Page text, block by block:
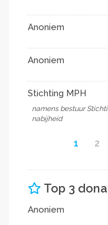
Anoniem
Anoniem
Stichting MPH
namens bestuur
nabijheid
1 2
Top 3
Anoniem